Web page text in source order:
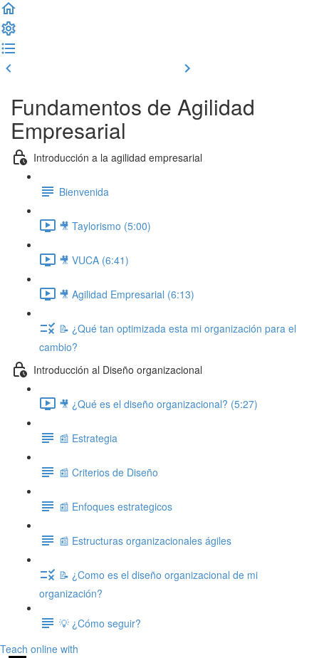
Fundamentos de Agilidad
Empresarial
Introducción a la agilidad empresarial
Bienvenida
🎥 Taylorismo (5:00)
🎥 VUCA (6:41)
🎥 Agilidad Empresarial (6:13)
📝 ¿Qué tan optimizada esta mi organización para el
cambio?
Introducción al Diseño organizacional
🎥 ¿Qué es el diseño organizacional? (5:27)
📰 Estrategia
📰 Criterios de Diseño
📰 Enfoques estrategicos
📰 Estructuras organizacionales ágiles
📝 ¿Como es el diseño organizacional de mi
organización?
💡 ¿Cómo seguir?
Teach online with